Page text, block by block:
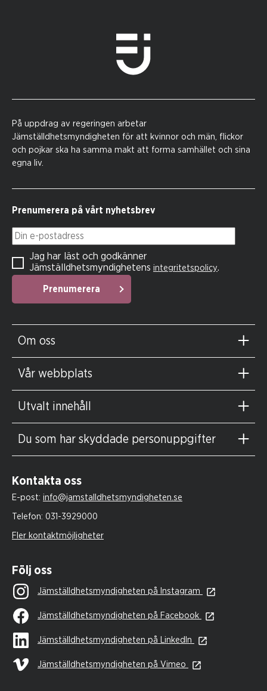
På uppdrag av regeringen arbetar
Jämställdhetsmyndigheten för att kvinnor och män, flickor
och pojkar ska ha samma makt att forma samhället och sina
egna liv.
Prenumerera på vårt nyhetsbrev
Din e-postadress
Prenumerera
Jag har läst och godkänner
Jämställdhetsmyndighetens integritetspolicy.
Om oss
Vår webbplats
Utvalt innehåll
Du som har skyddade personuppgifter
Kontakta oss
E-post: info@jamstalldhetsmyndigheten.se
Telefon: 031-3929000
Fler kontaktmöjligheter
Följ oss
Jämställdhetsmyndigheten på Instagram
Jämställdhetsmyndigheten på Facebook
Jämställdhetsmyndigheten på LinkedIn
Jämställdhetsmyndigheten på Vimeo